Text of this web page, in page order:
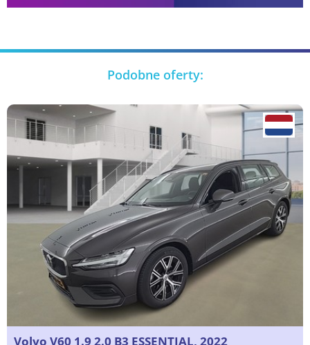
Podobne oferty:
Volvo V60 1.9 2.0 B3 ESSENTIAL, 2022